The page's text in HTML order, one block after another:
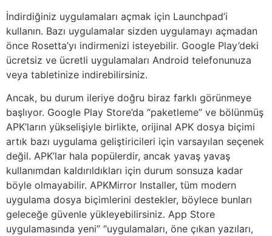
İndirdiğiniz uygulamaları açmak için Launchpad’i
kullanın. Bazı uygulamalar sizden uygulamayı açmadan
önce Rosetta’yı indirmenizi isteyebilir. Google Play’deki
ücretsiz ve ücretli uygulamaları Android telefonunuza
veya tabletinize indirebilirsiniz.
Ancak, bu durum ileriye doğru biraz farklı görünmeye
başlıyor. Google Play Store’da “paketleme” ve bölünmüş
APK’ların yükselişiyle birlikte, orijinal APK dosya biçimi
artık bazı uygulama geliştiricileri için varsayılan seçenek
değil. APK’lar hala popülerdir, ancak yavaş yavaş
kullanımdan kaldırıldıkları için durum sonsuza kadar
böyle olmayabilir. APKMirror Installer, tüm modern
uygulama dosya biçimlerini destekler, böylece bunları
geleceğe güvenle yükleyebilirsiniz. App Store
uygulamasında yeni” “uygulamaları, öne çıkan yazıları,